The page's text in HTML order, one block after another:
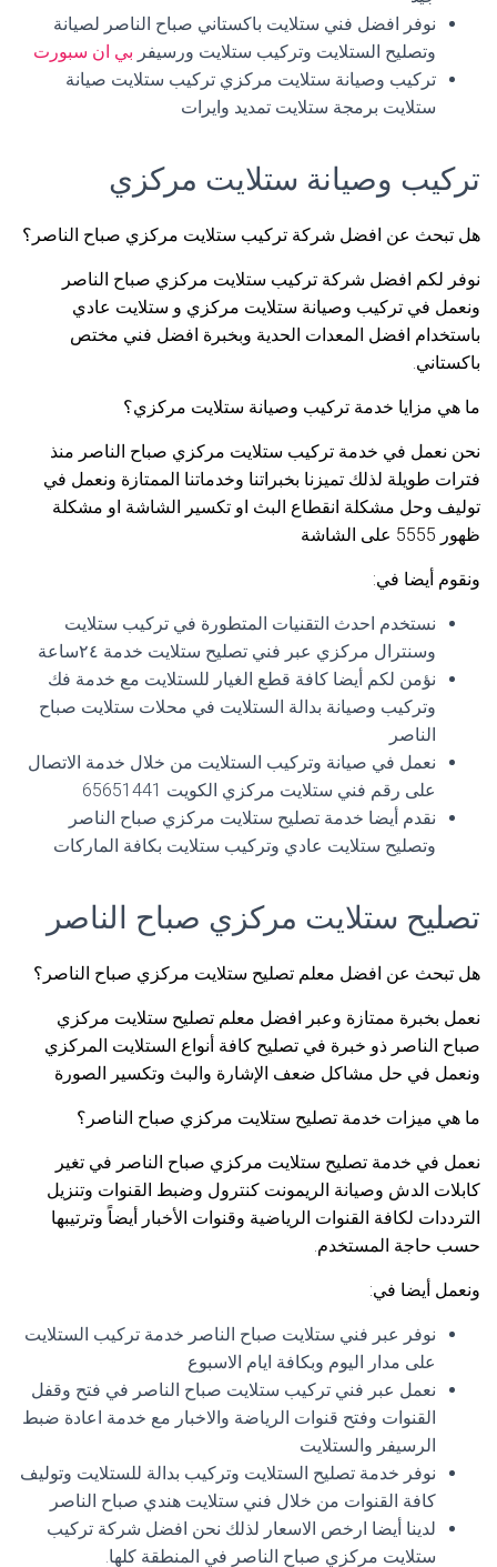
نوفر افضل فني ستلايت باكستاني صباح الناصر لصيانة
وتصليح الستلايت وتركيب ستلايت ورسيفر بي ان سبورت
تركيب وصيانة ستلايت مركزي تركيب ستلايت صيانة
ستلايت برمجة ستلايت تمديد وايرات
تركيب وصيانة ستلايت مركزي
هل تبحث عن افضل شركة تركيب ستلايت مركزي صباح الناصر؟
نوفر لكم افضل شركة تركيب ستلايت مركزي صباح الناصر
ونعمل في تركيب وصيانة ستلايت مركزي و ستلايت عادي
باستخدام افضل المعدات الحدية وبخبرة افضل فني مختص
باكستاني.
ما هي مزايا خدمة تركيب وصيانة ستلايت مركزي؟
نحن نعمل في خدمة تركيب ستلايت مركزي صباح الناصر منذ
فترات طويلة لذلك تميزنا بخبراتنا وخدماتنا الممتازة ونعمل في
توليف وحل مشكلة انقطاع البث او تكسير الشاشة او مشكلة
ظهور 5555 على الشاشة
ونقوم أيضا في:
نستخدم احدث التقنيات المتطورة في تركيب ستلايت
وسنترال مركزي عبر فني تصليح ستلايت خدمة ٢٤ساعة
نؤمن لكم أيضا كافة قطع الغيار للستلايت مع خدمة فك
وتركيب وصيانة بدالة الستلايت في محلات ستلايت صباح
الناصر
نعمل في صيانة وتركيب الستلايت من خلال خدمة الاتصال
على رقم فني ستلايت مركزي الكويت 65651441
نقدم أيضا خدمة تصليح ستلايت مركزي صباح الناصر
وتصليح ستلايت عادي وتركيب ستلايت بكافة الماركات
تصليح ستلايت مركزي صباح الناصر
هل تبحث عن افضل معلم تصليح ستلايت مركزي صباح الناصر؟
نعمل بخبرة ممتازة وعبر افضل معلم تصليح ستلايت مركزي
صباح الناصر ذو خبرة في تصليح كافة أنواع الستلايت المركزي
ونعمل في حل مشاكل ضعف الإشارة والبث وتكسير الصورة
ما هي ميزات خدمة تصليح ستلايت مركزي صباح الناصر؟
نعمل في خدمة تصليح ستلايت مركزي صباح الناصر في تغير
كابلات الدش وصيانة الريمونت كنترول وضبط القنوات وتنزيل
الترددات لكافة القنوات الرياضية وقنوات الأخبار أيضاً وترتيبها
حسب حاجة المستخدم.
ونعمل أيضا في:
نوفر عبر فني ستلايت صباح الناصر خدمة تركيب الستلايت
على مدار اليوم وبكافة ايام الاسبوع
نعمل عبر فني تركيب ستلايت صباح الناصر في فتح وقفل
القنوات وفتح قنوات الرياضة والاخبار مع خدمة اعادة ضبط
الرسيفر والستلايت
نوفر خدمة تصليح الستلايت وتركيب بدالة للستلايت وتوليف
كافة القنوات من خلال فني ستلايت هندي صباح الناصر
لدينا أيضا ارخص الاسعار لذلك نحن افضل شركة تركيب
ستلايت مركزي صباح الناصر في المنطقة كلها.